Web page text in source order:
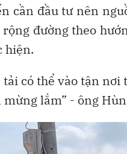
cần đầu tư nên
đường theo
hiện.
có thể vào tận
lắm” - ông